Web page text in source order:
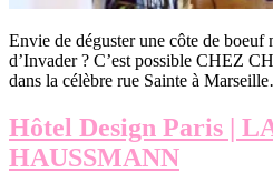
Envie de déguster une côte de boeuf
d’Invader ? C’est possible CHEZ
dans la célèbre rue Sainte à
Hôtel Design Paris |
HAUSSMANN